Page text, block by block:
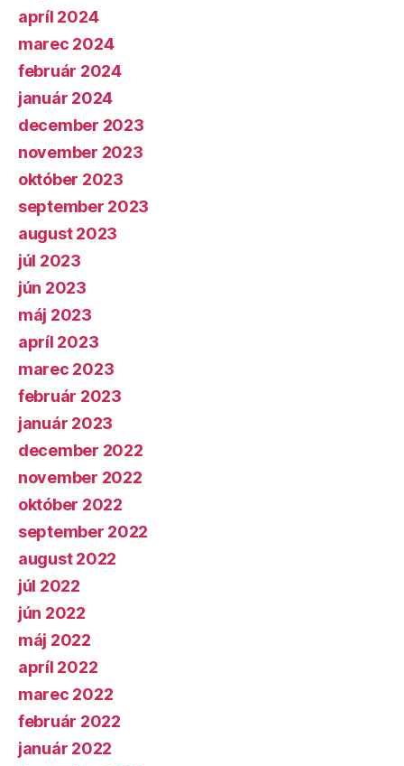
apríl 2024
marec 2024
február 2024
január 2024
december 2023
november 2023
október 2023
september 2023
august 2023
júl 2023
jún 2023
máj 2023
apríl 2023
marec 2023
február 2023
január 2023
december 2022
november 2022
október 2022
september 2022
august 2022
júl 2022
jún 2022
máj 2022
apríl 2022
marec 2022
február 2022
január 2022